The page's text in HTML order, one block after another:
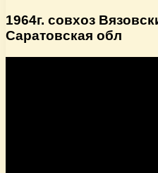
1964г. совхоз
Саратовская обл